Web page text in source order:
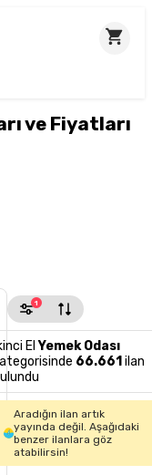
ve Fiyatları
1
ElYemek Odası
66.661 ilan
Aradığın ilan artık
yayında değil. Aşağıdaki
benzer ilanlara göz
atabilirsin!